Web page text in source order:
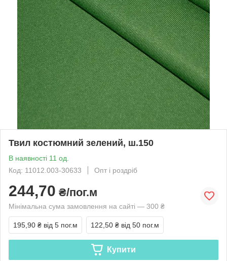
Твил костюмний зелений, ш.150
В наявності 11 од.
Код: 11012.003-30633
Опт і роздріб
244,70 ₴/пог.м
Мінімальна сума замовлення на сайті — 300 ₴
195,90 ₴ від 5 пог.м 122,50 ₴ від 50 пог.м
Купити